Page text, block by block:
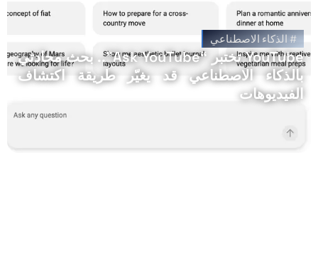
#الذكاء الاصطناعي
YouTube تختبر “Ask YouTube”.. بحث محادثي
بالذكاء الاصطناعي قد يغيّر طريقة اكتشاف
الفيديوهات